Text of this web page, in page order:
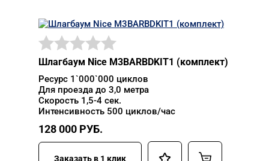
Шлагбаум Nice M3BARBDKIT1 (комплект)
Ресурс 1`000`000 циклов
Для проезда до 3,0 метра
Скорость 1,5-4 сек.
Интенсивность 500 циклов/час
128 000 РУБ.
Заказать в 1 клик